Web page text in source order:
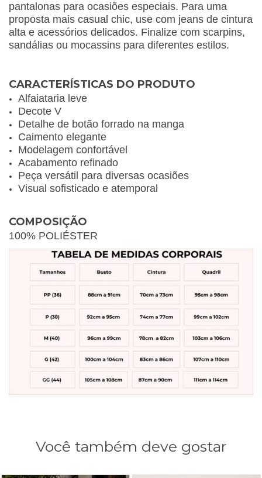
pantalonas para ocasiões especiais. Para uma
proposta mais casual chic, use com jeans de cintura
alta e acessórios delicados. Finalize com scarpins,
sandálias ou mocassins para diferentes estilos.
CARACTERÍSTICAS DO PRODUTO
Alfaiataria leve
Decote V
Detalhe de botão forrado na manga
Caimento elegante
Modelagem confortável
Acabamento refinado
Peça versátil para diversas ocasiões
Visual sofisticado e atemporal
COMPOSIÇÃO
100% POLIÉSTER
Você também deve gostar